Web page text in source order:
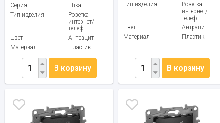
Серия
Etika
Тип изделия
Розетка
интернет/
телеф
Цвет
Антрацит
Материал
Пластик
В корзину
Тип изделия
Розетка
интернет/
телеф
Цвет
Антрацит
Материал
Пластик
В корзину